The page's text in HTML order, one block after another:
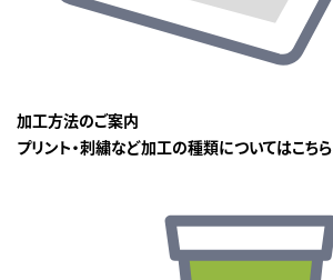
加工方法のご案内
プリント・刺繍など加工の種類についてはこちら